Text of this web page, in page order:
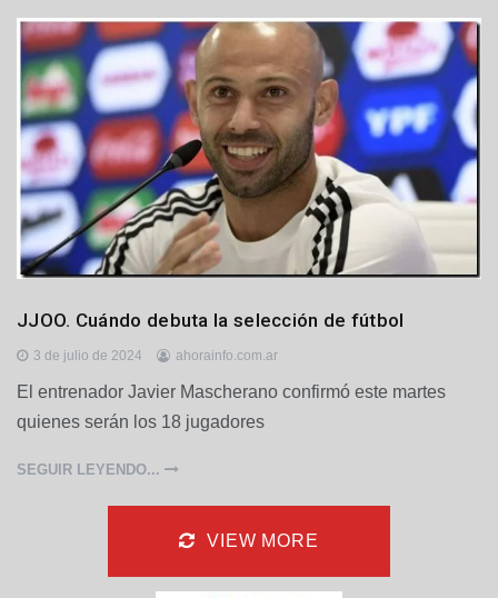
D
p
r
t
s
JJOO. Cuándo debuta la selección de fútbol
3 de julio de 2024 ahorainfo.com.ar
El entrenador Javier Mascherano confirmó este martes
quienes serán los 18 jugadores
SEGUIR LEYENDO...
VIEW MORE